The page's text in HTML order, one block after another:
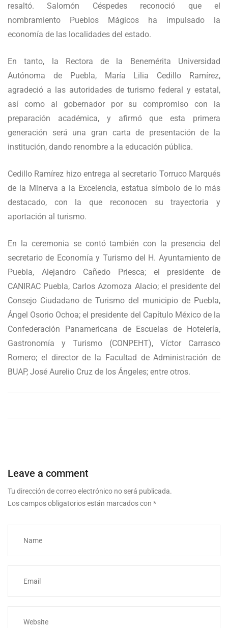
resaltó. Salomón Céspedes reconoció que el
nombramiento Pueblos Mágicos ha impulsado la
economía de las localidades del estado.
En tanto, la Rectora de la Benemérita Universidad
Autónoma de Puebla, María Lilia Cedillo Ramírez,
agradeció a las autoridades de turismo federal y estatal,
así como al gobernador por su compromiso con la
preparación académica, y afirmó que esta primera
generación será una gran carta de presentación de la
institución, dando renombre a la educación pública.
Cedillo Ramírez hizo entrega al secretario Torruco Marqués
de la Minerva a la Excelencia, estatua símbolo de lo más
destacado, con la que reconocen su trayectoria y
aportación al turismo.
En la ceremonia se contó también con la presencia del
secretario de Economía y Turismo del H. Ayuntamiento de
Puebla, Alejandro Cañedo Priesca; el presidente de
CANIRAC Puebla, Carlos Azomoza Alacio; el presidente del
Consejo Ciudadano de Turismo del municipio de Puebla,
Ángel Osorio Ochoa; el presidente del Capítulo México de la
Confederación Panamericana de Escuelas de Hotelería,
Gastronomía y Turismo (CONPEHT), Víctor Carrasco
Romero; el director de la Facultad de Administración de
BUAP, José Aurelio Cruz de los Ángeles; entre otros.
Leave a comment
Tu dirección de correo electrónico no será publicada.
Los campos obligatorios están marcados con *